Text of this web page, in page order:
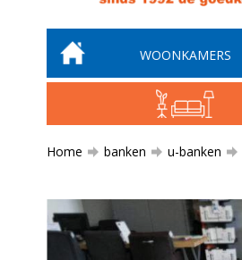
WOONKAMERS
Home banken u-banken